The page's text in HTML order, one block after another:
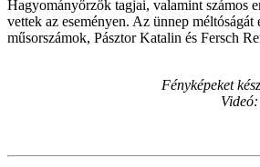
Hagyományőrzők tagjai, valamint számos
vettek az eseményen. Az ünnep méltóságát
műsorszámok, Pásztor Katalin és Fersch
Fényképeket